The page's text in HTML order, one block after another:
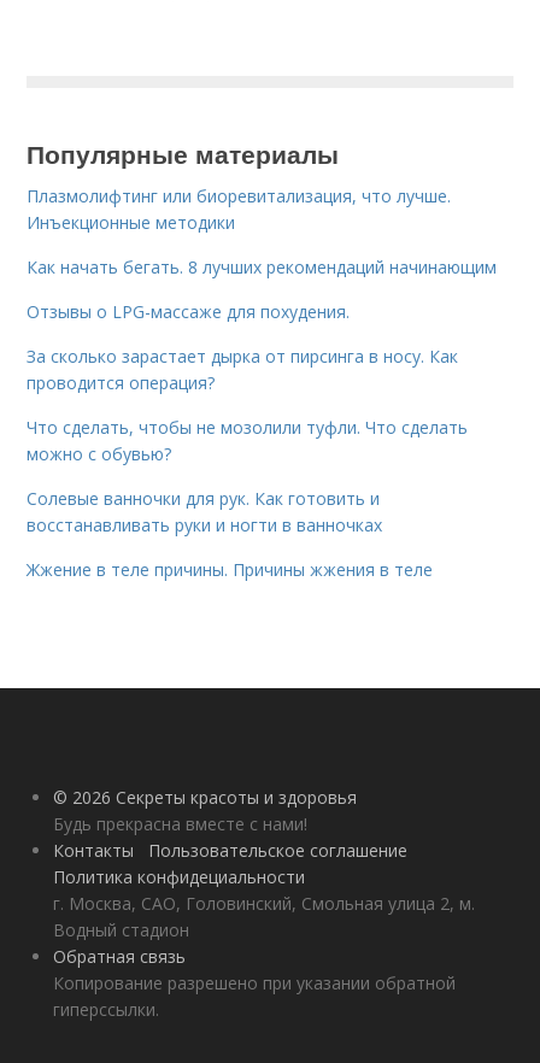
Популярные материалы
Плазмолифтинг или биоревитализация, что лучше.
Инъекционные методики
Как начать бегать. 8 лучших рекомендаций начинающим
Отзывы о LPG-массаже для похудения.
За сколько зарастает дырка от пирсинга в носу. Как
проводится операция?
Что сделать, чтобы не мозолили туфли. Что сделать
можно с обувью?
Солевые ванночки для рук. Как готовить и
восстанавливать руки и ногти в ванночках
Жжение в теле причины. Причины жжения в теле
© 2026 Секреты красоты и здоровья
Будь прекрасна вместе с нами!
Контакты
Пользовательское соглашение
Политика конфидециальности
г. Москва, САО, Головинский, Смольная улица 2, м.
Водный стадион
Обратная связь
Копирование разрешено при указании обратной
гиперссылки.